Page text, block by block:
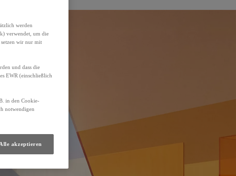
werden
verwendet, um die
setzen wir nur mit
und dass die
EWR (einschließlich
in den Cookie-
notwendigen
Alle akzeptieren